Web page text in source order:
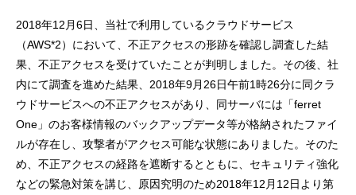
2018年12月6日、当社で利用しているクラウドサービス
（AWS*2）において、不正アクセスの形跡を確認し調査した結
果、不正アクセスを受けていたことが判明しました。その後、社
内にて調査を進めた結果、2018年9月26日午前1時26分に同クラ
ウドサービスへの不正アクセスがあり、同サーバには「ferret
One」のお客様情報のバックアップデータ等が格納されたファイ
ルが存在し、攻撃者がアクセス可能な状態にありました。そのた
め、不正アクセスの経路を遮断するとともに、セキュリティ強化
などの緊急対策を講じ、原因究明のため2018年12月12日より第